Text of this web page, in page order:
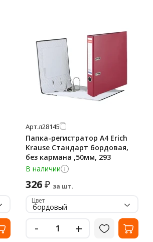
Арт.л28145
Папка-регистратор А4 Erich
Krause Стандарт бордовая,
без кармана ,50мм, 293
В наличии
326₽ за шт.
Цвет
бордовый
- +